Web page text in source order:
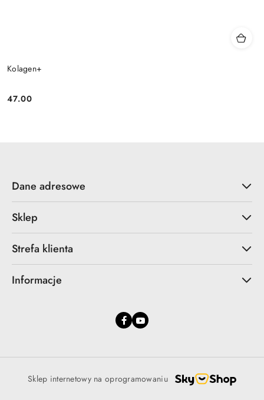
Kolagen+
Cena:
47.00
Dane adresowe
Sklep
Strefa klienta
Informacje
Sklep internetowy na oprogramowaniu